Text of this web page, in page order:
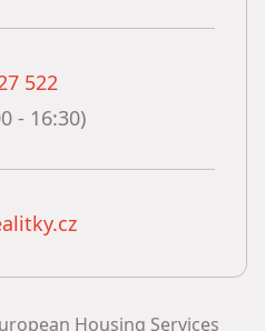
522
- 16:30)
Housing Services